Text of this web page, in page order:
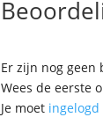
Er zijn nog geen
Wees de eerste
Je moet ingelogd